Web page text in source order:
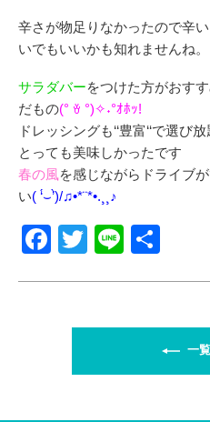
辛さが物足りなかったので辛
いでもいいかも知れませんね。
サラダバーをつけた方がおす
だもの(° ꈊ °)✧˖°ｵﾎｯ!
ドレッシングも‘‘豊富‘‘で選び放
とっても美味しかったです
春の風を感じながらドライブ
い( ‘́⌣’̀)/♫•*¨*•.¸¸♪
F
o
T
er
Li
一